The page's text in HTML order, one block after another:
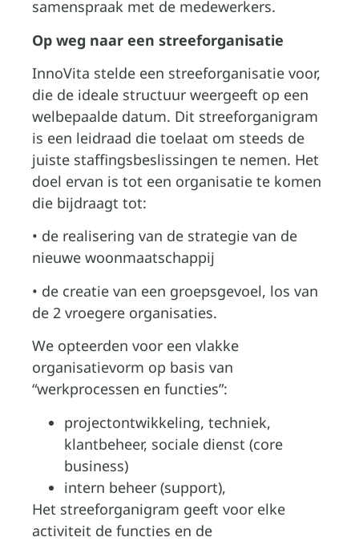
samenspraak met de medewerkers.
Op weg naar een streeforganisatie
InnoVita stelde een streeforganisatie voor,
die de ideale structuur weergeeft op een
welbepaalde datum. Dit streeforganigram
is een leidraad die toelaat om steeds de
juiste staffingsbeslissingen te nemen. Het
doel ervan is tot een organisatie te komen
die bijdraagt tot:
• de realisering van de strategie van de
nieuwe woonmaatschappij
• de creatie van een groepsgevoel, los van
de 2 vroegere organisaties.
We opteerden voor een vlakke
organisatievorm op basis van
“werkprocessen en functies”:
projectontwikkeling, techniek,
klantbeheer, sociale dienst (core
business)
intern beheer (support),
Het streeforganigram geeft voor elke
activiteit de functies en de